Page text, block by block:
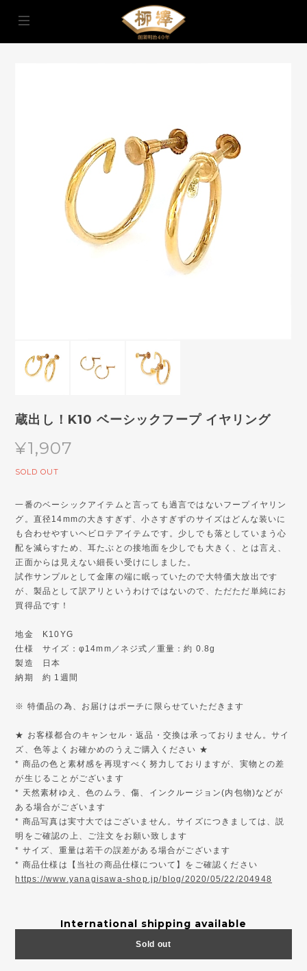
蔵出し！K10 ベーシックフープ イヤリング
¥1,907
SOLD OUT
一番のベーシックアイテムと言っても過言ではないフープイヤリン
グ。直径14mmの大きすぎず、小さすぎずのサイズはどんな装いに
も合わせやすいヘビロテアイテムです。少しでも落としていまう心
配を減らすため、耳たぶとの接地面を少しでも大きく、とは言え、
正面からは見えない細長い受けにしました。
試作サンプルとして金庫の端に眠っていたので大特価大放出です
が、製品として訳アリというわけではないので、ただただ単純にお
買得品です！
地金 K10YG
仕様 サイズ：φ14mm／ネジ式／重量：約 0.8g
製造 日本
納期 約 1週間
※ 特価品の為、お届けはポーチに限らせていただきます
★ お客様都合のキャンセル・返品・交換は承っておりません。サイ
ズ、色等よくお確かめのうえご購入ください ★
* 商品の色と素材感を再現すべく努力しておりますが、実物との差
が生じることがございます
* 天然素材ゆえ、色のムラ、傷、インクルージョン(内包物)などが
ある場合がございます
* 商品写真は実寸大ではございません。サイズにつきましては、説
明をご確認の上、ご注文をお願い致します
* サイズ、重量は若干の誤差がある場合がございます
* 商品仕様は【当社の商品仕様について】をご確認ください
https://www.yanagisawa-shop.jp/blog/2020/05/22/204948
International shipping available
Sold out